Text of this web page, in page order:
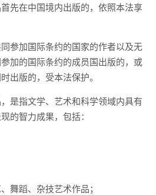
先在中国境内出版的，依照本法享
参加国际条约的国家的作者以及无
加的国际条约的成员国出版的，或
出版的，受本法保护。
是指文学、艺术和科学领域内具有
的智力成果，包括：
舞蹈、杂技艺术作品；